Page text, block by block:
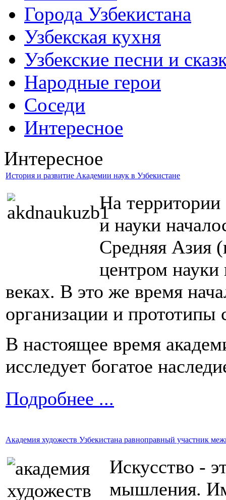
Города Узбекистана
Узбекская кухня
Узбекские песни и
Народные герои
Соседи
Интересное
Интересное
История и развитие Академии наук в Узбекистане
На территории
и науки
Средняя Азия
центром
веках. В это же время
организации и
В настоящее время
исследует богатое
Подробнее ...
Академия художеств Узбекистана равноправный участник
Искусство -
мышления.